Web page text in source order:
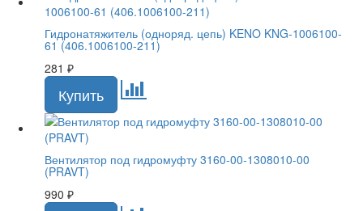
Гидронатяжитель (одноряд. цепь) KENO KNG-1006100-
61 (406.1006100-211)
281 ₽
Вентилятор под гидромуфту 3160-00-1308010-00
(PRAVT)
990 ₽